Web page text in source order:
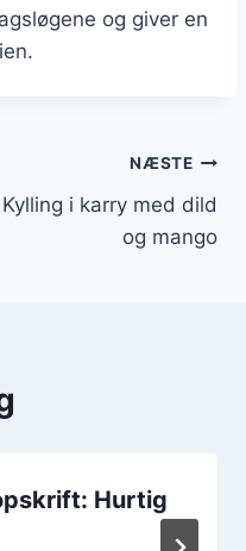
og giver en
NÆSTE
Kylling i karry med dild
og mango
Hurtig